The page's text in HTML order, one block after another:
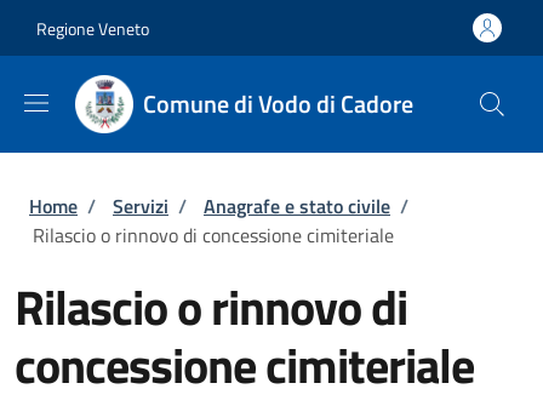
Regione Veneto
Comune di Vodo di Cadore
Briciole di pane
Home / Servizi / Anagrafe e stato civile /
Rilascio o rinnovo di concessione cimiteriale
Rilascio o rinnovo di
concessione cimiteriale